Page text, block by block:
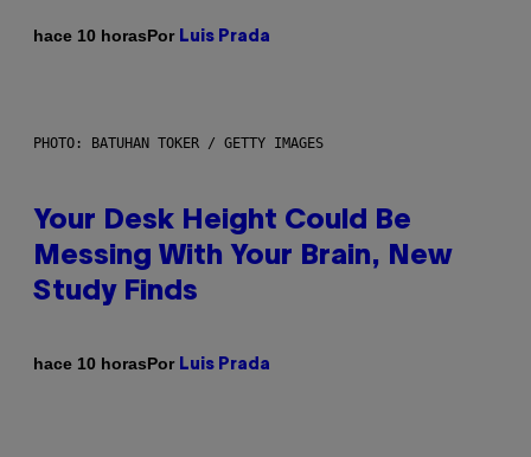
hace 10 horasPor Luis Prada
PHOTO: BATUHAN TOKER / GETTY IMAGES
Your Desk Height Could Be
Messing With Your Brain, New
Study Finds
hace 10 horasPor Luis Prada